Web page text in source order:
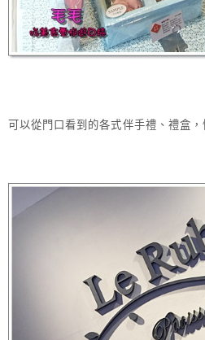
可以從門口看到的各式伴手禮、禮盒